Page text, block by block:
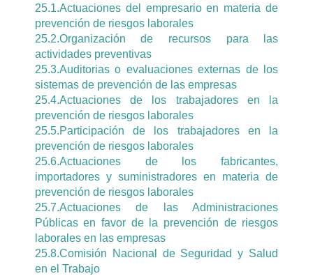
25.1.Actuaciones del empresario en materia de
prevención de riesgos laborales
25.2.Organización de recursos para las
actividades preventivas
25.3.Auditorias o evaluaciones externas de los
sistemas de prevención de las empresas
25.4.Actuaciones de los trabajadores en la
prevención de riesgos laborales
25.5.Participación de los trabajadores en la
prevención de riesgos laborales
25.6.Actuaciones de los fabricantes,
importadores y suministradores en materia de
prevención de riesgos laborales
25.7.Actuaciones de las Administraciones
Públicas en favor de la prevención de riesgos
laborales en las empresas
25.8.Comisión Nacional de Seguridad y Salud
en el Trabajo